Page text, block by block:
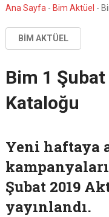
Ana Sayfa - Bim Aktüel -
BIM AKTÜEL
Bim 1
Kataloğu
Yeni haftaya
Şubat 2019
yayınlandı.